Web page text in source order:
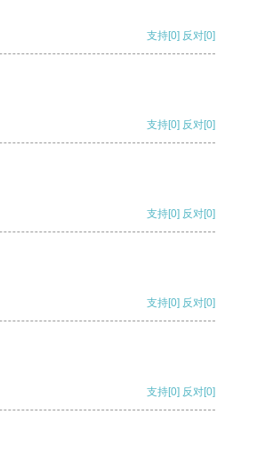
支持[0] 反对[0]
支持[0] 反对[0]
支持[0] 反对[0]
支持[0] 反对[0]
支持[0] 反对[0]